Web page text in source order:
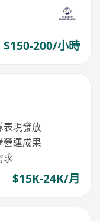
$150-200/小時
表現發放
營運成果
求
$15K-24K/月